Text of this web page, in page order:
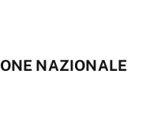
NAZIONALE